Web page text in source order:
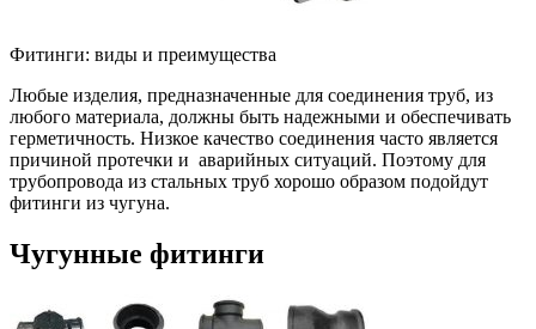
Фитинги: виды и преимущества
Любые изделия, предназначенные для соединения труб, из
любого материала, должны быть надежными и обеспечивать
герметичность. Низкое качество соединения часто является
причиной протечки и аварийных ситуаций. Поэтому для
трубопровода из стальных труб хорошо образом подойдут
фитинги из чугуна.
Чугунные фитинги